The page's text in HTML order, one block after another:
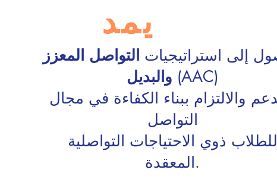
يمد
إلى استراتيجيات التواصل المعزز
والبديل (AAC)
والالتزام ببناء الكفاءة في مجال
التواصل
للطلاب ذوي الاحتياجات التواصلية
المعقدة.